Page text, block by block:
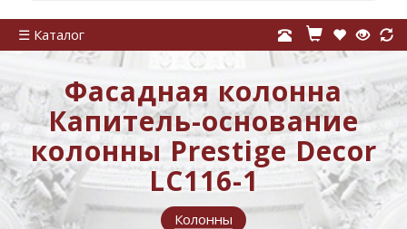
☰ Каталог
Фасадная колонна
Капитель-основание
колонны Prestige Decor
LC116-1
Колонны